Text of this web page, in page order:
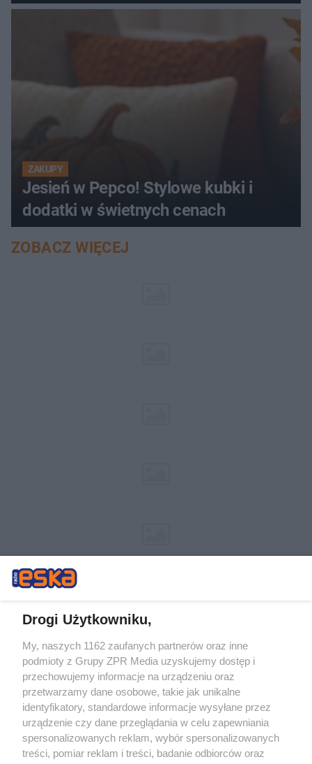
ZAKUPY
Jesień w Pepco! Stylowe kubki i
dodatki w świetnych cenach
ZOBACZ WIĘCEJ
Żaden utwór zamieszczony w serwisie nie może być powielany i
rozpowszechniany lub dalej rozpowszechniany w jakikolwiek sposób (w
tym także elektroniczny lub mechaniczny) na jakimkolwiek polu
eksploatacji w jakiejkolwiek formie, włącznie z umieszczaniem w
Internecie bez pisemnej zgody właściciela praw. Jakiekolwiek użycie lub
wykorzystanie utworów w całości lub w części z naruszeniem prawa,
tzn. bez właściwej zgody, jest zabronione pod groźbą kary i może być
ścigane prawnie.
Drogi Użytkowniku,
My, naszych 1162 zaufanych partnerów oraz inne
podmioty z Grupy ZPR Media uzyskujemy dostęp i
przechowujemy informacje na urządzeniu oraz
przetwarzamy dane osobowe, takie jak unikalne
identyfikatory, standardowe informacje wysyłane przez
urządzenie czy dane przeglądania w celu zapewniania
spersonalizowanych reklam, wybór spersonalizowanych
treści, pomiar reklam i treści, badanie odbiorców oraz